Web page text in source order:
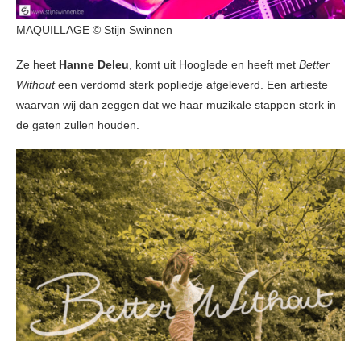
MAQUILLAGE © Stijn Swinnen
Ze heet Hanne Deleu , komt uit Hooglede en heeft met Better
Withouteen verdomd sterk popliedje afgeleverd. Een artieste
waarvan wij dan zeggen dat we haar muzikale stappen sterk in
de gaten zullen houden.